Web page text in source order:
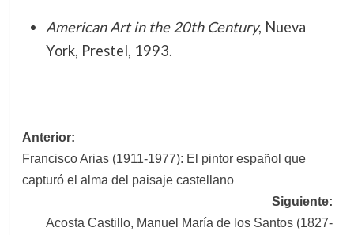
American Art in the 20th Century, Nueva
York, Prestel, 1993.
Navegación
de
entradas
Anterior:
Francisco Arias (1911-1977): El pintor español que
capturó el alma del paisaje castellano
Siguiente:
Acosta Castillo, Manuel María de los Santos (1827-